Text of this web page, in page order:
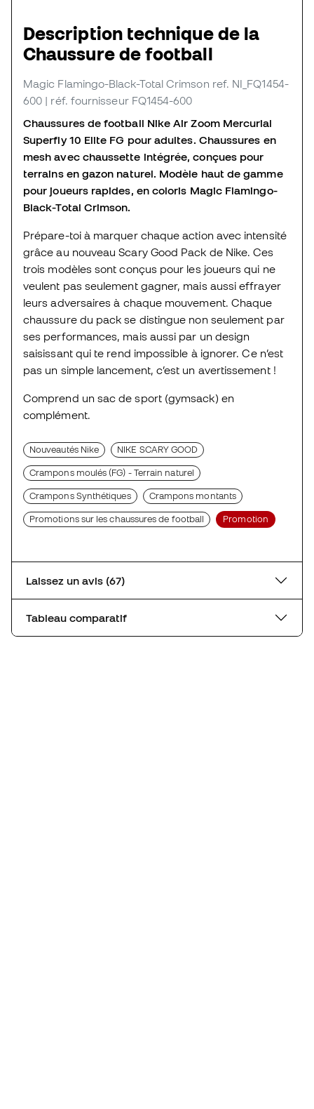
Description technique de la
Chaussure de football
Magic Flamingo-Black-Total Crimson ref. NI_FQ1454-
600 | réf. fournisseur FQ1454-600
Chaussures de football Nike Air Zoom Mercurial
Superfly 10 Elite FG pour adultes. Chaussures en
mesh avec chaussette intégrée, conçues pour
terrains en gazon naturel. Modèle haut de gamme
pour joueurs rapides, en coloris Magic Flamingo-
Black-Total Crimson.
Prépare-toi à marquer chaque action avec intensité
grâce au nouveau Scary Good Pack de Nike. Ces
trois modèles sont conçus pour les joueurs qui ne
veulent pas seulement gagner, mais aussi effrayer
leurs adversaires à chaque mouvement. Chaque
chaussure du pack se distingue non seulement par
ses performances, mais aussi par un design
saisissant qui te rend impossible à ignorer. Ce n’est
pas un simple lancement, c’est un avertissement !
Comprend un sac de sport (gymsack) en
complément.
Nouveautés Nike NIKE SCARY GOOD
Crampons moulés (FG) - Terrain naturel
Crampons Synthétiques Crampons montants
Promotions sur les chaussures de football Promotion
Laissez un avis (67)
Tableau comparatif